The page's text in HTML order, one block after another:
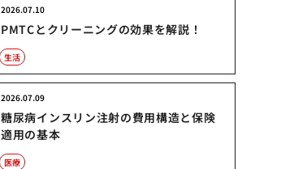
PMTCとクリーニングの効果を解説！
2026.07.10
生活
糖尿病インスリン注射の費用構造と保険
適用の基本
2026.07.09
医療